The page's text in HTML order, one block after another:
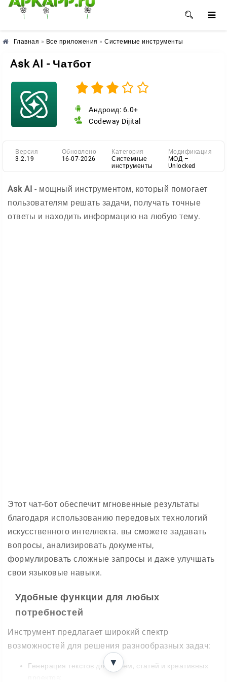
🌸 🌼 🌺
Главная » Все приложения » Системные инструменты
Ask AI - Чатбот
Андроид: 6.0+
Codeway Dijital
Версия
3.2.19
Обновлено
16-07-2026
Категория
Системные
инструменты
Модификация
МОД –
Unlocked
Ask AI - мощный инструментом, который помогает
пользователям решать задачи, получать точные
ответы и находить информацию на любую тему.
Этот чат-бот обеспечит мгновенные результаты
благодаря использованию передовых технологий
искусственного интеллекта. вы сможете задавать
вопросы, анализировать документы,
формулировать сложные запросы и даже улучшать
свои языковые навыки.
Удобные функции для любых
потребностей
Инструмент предлагает широкий спектр
возможностей для решения разнообразных задач:
Генерация текстов для писем, статей и креативных
▼